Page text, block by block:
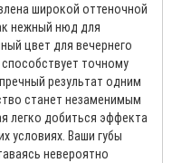
​​широкой оттеночной
нежный нюд для
цвет для вечернего
точному
результат одним
станет незаменимым
легко добиться эффекта
условиях. Ваши губы
невероятно